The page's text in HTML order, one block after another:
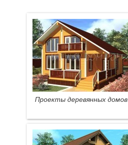
Проекты деревянных домов